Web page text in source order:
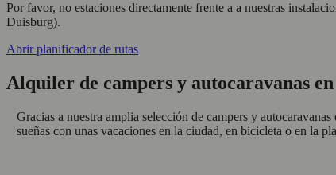
Por favor, no estaciones directamente frente a a nuestras
Duisburg).
Abrir planificador de rutas
Alquiler de campers y autocaravanas
Gracias a nuestra amplia selección de campers y
sueñas con unas vacaciones en la ciudad, en bicicleta o en la